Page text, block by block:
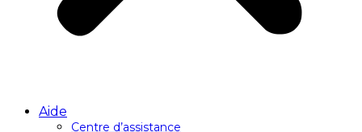
Aide
Centre d’assistance